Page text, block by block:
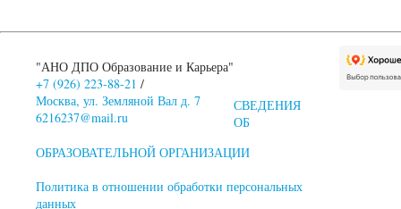
"АНО ДПО Образование и Карьера"
+7 (926) 223-88-21 /
Москва, ул. Земляной Вал д. 7
6216237@mail.ru
СВЕДЕНИЯ
ОБ
ОБРАЗОВАТЕЛЬНОЙ ОРГАНИЗАЦИИ
Политика в отношении обработки персональных
данных